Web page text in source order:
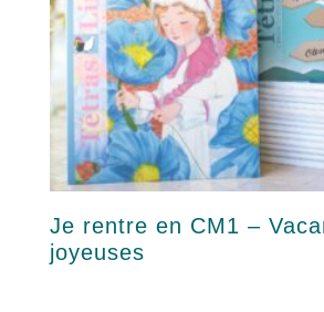
Je rentre en CM1 –
joyeuses